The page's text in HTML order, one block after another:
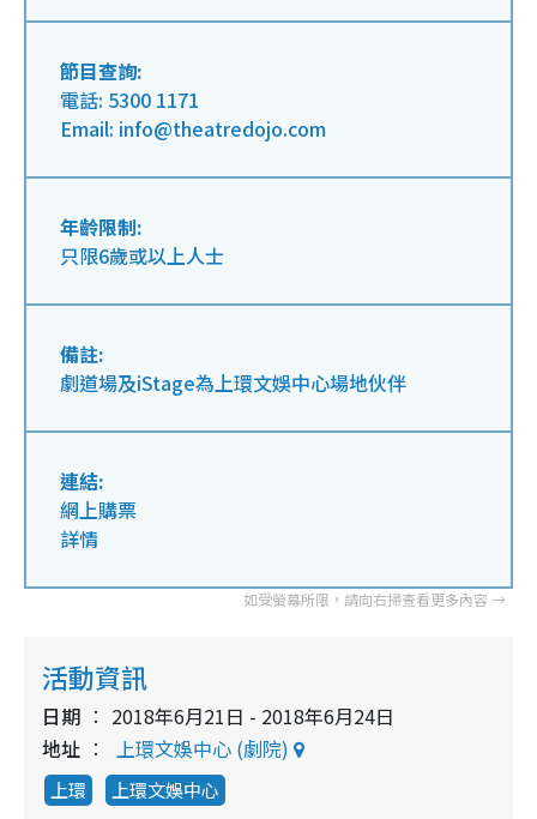
節目查詢:
電話: 5300 1171
Email: info@theatredojo.com
年齡限制:
只限6歲或以上人士
備註:
劇道場及iStage為上環文娛中心場地伙伴
連結:
網上購票
詳情
活動資訊
日期
2018年6月21日 - 2018年6月24日
地址
上環文娛中心 (劇院)
上環 上環文娛中心